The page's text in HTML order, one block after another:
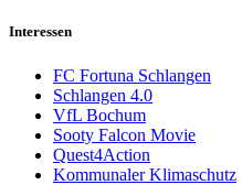
Interessen
FC Fortuna Schlangen
Schlangen 4.0
VfL Bochum
Sooty Falcon Movie
Quest4Action
Kommunaler Klimaschutz